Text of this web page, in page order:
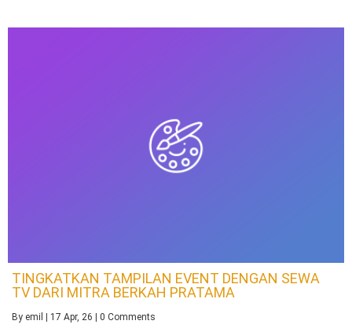
TINGKATKAN TAMPILAN EVENT DENGAN SEWA
TV DARI MITRA BERKAH PRATAMA
By emil 17 Apr, 26 0 Comments